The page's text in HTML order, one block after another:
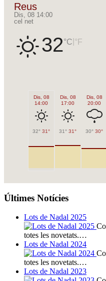
Reus
Dis, 08 14:00
cel net
32°C °F
Dis, 08
14:00
32° 31°
Dis, 08
17:00
31° 31°
Dis, 08
20:00
30° 30°
Últimes Notícies
Lots de Nadal 2025
totes les novetats.…
Lots de Nadal 2024
totes les novetats.…
Lots de Nadal 2023